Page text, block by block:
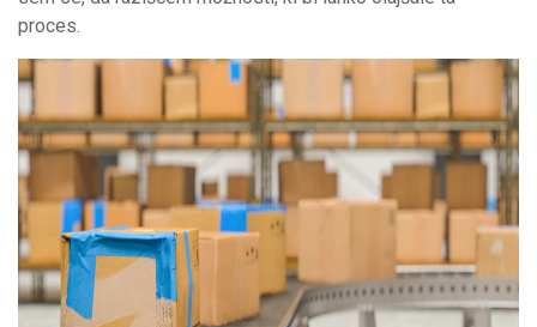
proces.